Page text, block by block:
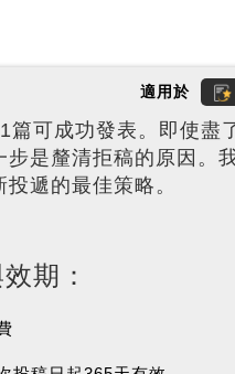
適用於
可成功發表。即使盡
是釐清拒稿的原因。
遞的最佳策略。
期：